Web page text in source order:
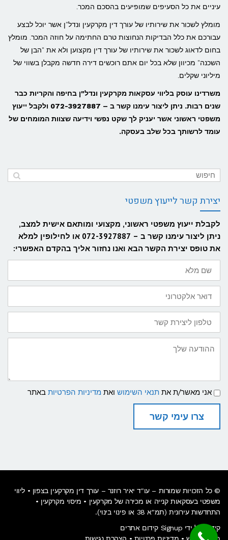
עיניים את כל הסעיפים שמופיעים בהסכם המכר.
מומלץ לשכור את שירותיו של עורך דין מקרקעין ונדל"ן אשר יוכל לבצע
עבורכם את כלל הבדיקות הנחוצות טרם החתימה על חוזה המכר. מומלץ
בחום לדאוג לשכור את שירותיו של עורך דין מקצוען ולא את "הבן של
השכנה" מכיוון שלא בכל יום אתם רוכשים דירה חדשה מקבלן בשווי של
מיליוני שקלים.
משרדינו עוסק בליווי עסקאות מקרקעין ונדל"ן בחיפה והקריות כבר
שנים רבות. ניתן ליצור עימנו קשר ב – 072-3927887 ולקבל ייעוץ
משפטי ראשוני אשר יעניק לך שקט נפשי וידיעה שצוות המומחים של
עומד לרשותך בכל שלב בעסקה.
יצירת קשר לייעוץ משפטי
לקבלת ייעוץ משפטי ראשוני, מקצועי ומותאם אישית למצב,
ניתן ליצור עימנו קשר ב – 072-3927887 או לחילופין למלא
את טופס יצירת הקשר הבא ואנו נחזור אליך בהקדם האפשרי:
שם
מלא
דואר
אלקטרוני
טלפון
ליצירת
קשר
ההודעה
שלך
תנאי
שימוש
ומדיניות
פרטיות
אני מאשר/ת את תנאי השימוש ואת מדיניות הפרטיות באתר
צרו עימי קשר
© כל הזכויות שמורות – עו"ד יאיר רוזנר – עורך דין מקרקעין בצפון • ליווי
משפטי בעסקאות קנייה או מכירה של מקרקעין • מיסוי מקרקעין •
התחדשות עירונית (תמ"א 38 או פינוי בינוי).
קידום על ידי Signup קידום אתרים